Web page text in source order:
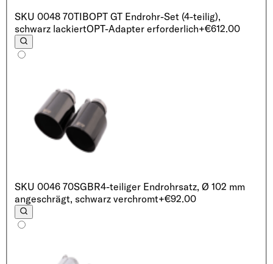
SKU 0048 70TIBOPT GT Endrohr-Set (4-teilig),
schwarz lackiertOPT-Adapter erforderlich+€612.00
SKU 0046 70SGBR4-teiliger Endrohrsatz, Ø 102 mm
angeschrägt, schwarz verchromt+€92.00